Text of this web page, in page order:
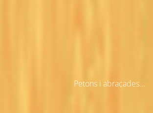
Petons i abraçades...